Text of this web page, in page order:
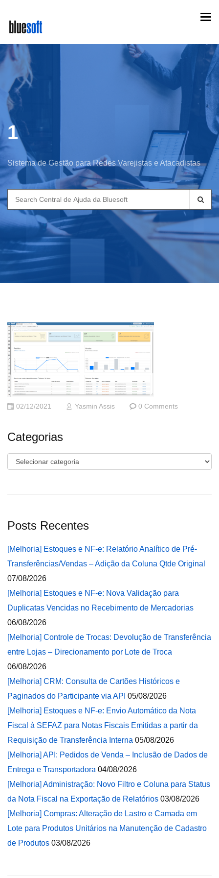
main
content
1
Sistema de Gestão para Redes Varejistas e Atacadistas
Search
for:
02/12/2021 Yasmin Assis 0 Comments
Categorias
Categorias
Posts Recentes
[Melhoria] Estoques e NF-e: Relatório Analítico de Pré-
Transferências/Vendas – Adição da Coluna Qtde Original
07/08/2026
[Melhoria] Estoques e NF-e: Nova Validação para
Duplicatas Vencidas no Recebimento de Mercadorias
06/08/2026
[Melhoria] Controle de Trocas: Devolução de Transferência
entre Lojas – Direcionamento por Lote de Troca
06/08/2026
[Melhoria] CRM: Consulta de Cartões Históricos e
Paginados do Participante via API 05/08/2026
[Melhoria] Estoques e NF-e: Envio Automático da Nota
Fiscal à SEFAZ para Notas Fiscais Emitidas a partir da
Requisição de Transferência Interna 05/08/2026
[Melhoria] API: Pedidos de Venda – Inclusão de Dados de
Entrega e Transportadora 04/08/2026
[Melhoria] Administração: Novo Filtro e Coluna para Status
da Nota Fiscal na Exportação de Relatórios 03/08/2026
[Melhoria] Compras: Alteração de Lastro e Camada em
Lote para Produtos Unitários na Manutenção de Cadastro
de Produtos 03/08/2026